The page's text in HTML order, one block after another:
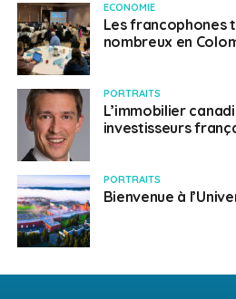
ECONOMIE
Les francophones
nombreux en
PORTRAITS
L’immobilier
investisseurs
PORTRAITS
Bienvenue à